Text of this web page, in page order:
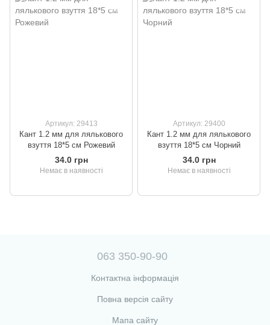
Артикул: 29413
Кант 1.2 мм для лялькового
взуття 18*5 см Рожевий
34.0 грн
Немає в наявності
Артикул: 29400
Кант 1.2 мм для лялькового
взуття 18*5 см Чорний
34.0 грн
Немає в наявності
063 350-90-90
Контактна інформація
Повна версія сайту
Мапа сайту